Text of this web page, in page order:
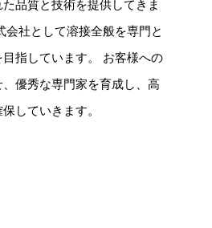
品質と技術を提供してきま
会社として溶接全般を専門と
指しています。 お客様への
優秀な専門家を育成し、高
していきます。